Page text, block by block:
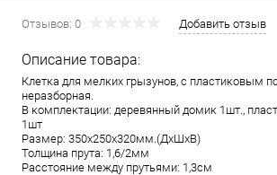
Отзывов: 0 Добавить отзыв
Описание товара:
Клетка для мелких грызунов, с пластиковым
неразборная.
В комплектации: деревянный домик 1шт.,
1шт
Размер: 350х250х320мм.(ДхШхВ)
Толщина прута: 1,6/2мм
Расстояние между прутьями: 1,3см